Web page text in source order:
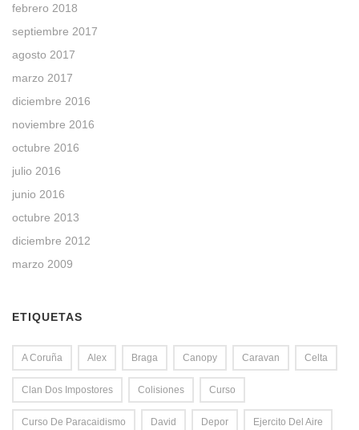
febrero 2018
septiembre 2017
agosto 2017
marzo 2017
diciembre 2016
noviembre 2016
octubre 2016
julio 2016
junio 2016
octubre 2013
diciembre 2012
marzo 2009
ETIQUETAS
A Coruña Alex Braga Canopy Caravan Celta
Clan Dos Impostores Colisiones Curso
Curso De Paracaidismo David Depor Ejercito Del Aire